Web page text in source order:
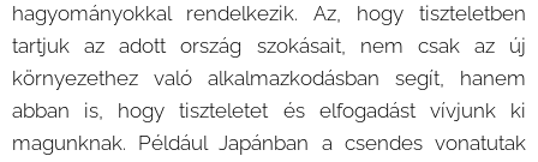
hagyományokkal rendelkezik. Az, hogy tiszteletben
tartjuk az adott ország szokásait, nem csak az új
környezethez való alkalmazkodásban segít, hanem
abban is, hogy tiszteletet és elfogadást vívjunk ki
magunknak. Például Japánban a csendes vonatutak